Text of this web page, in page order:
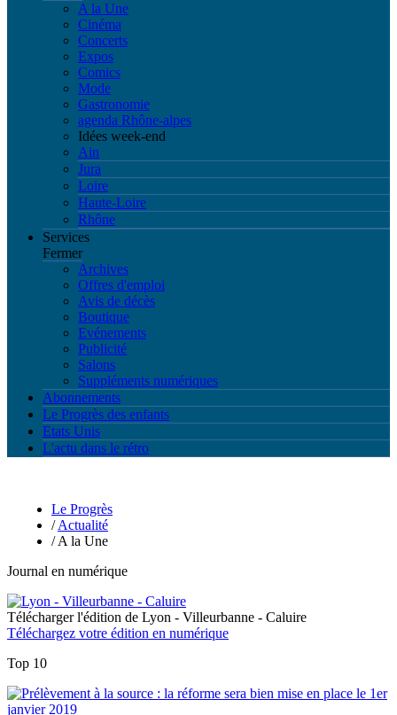
A la Une
Cinéma
Concerts
Expos
Comics
Mode
Gastronomie
agenda Rhône-alpes
Idées week-end
Ain
Jura
Loire
Haute-Loire
Rhône
Services
Fermer
Archives
Offres d'emploi
Avis de décès
Boutique
Evénements
Publicité
Salons
Suppléments numériques
Abonnements
Le Progrès des enfants
Etats Unis
L'actu dans le rétro
Le Progrès
/ Actualité
/A la Une
Journal en numérique
Lyon - Villeurbanne - Caluire
Téléchargez votre édition en numérique
Top 10